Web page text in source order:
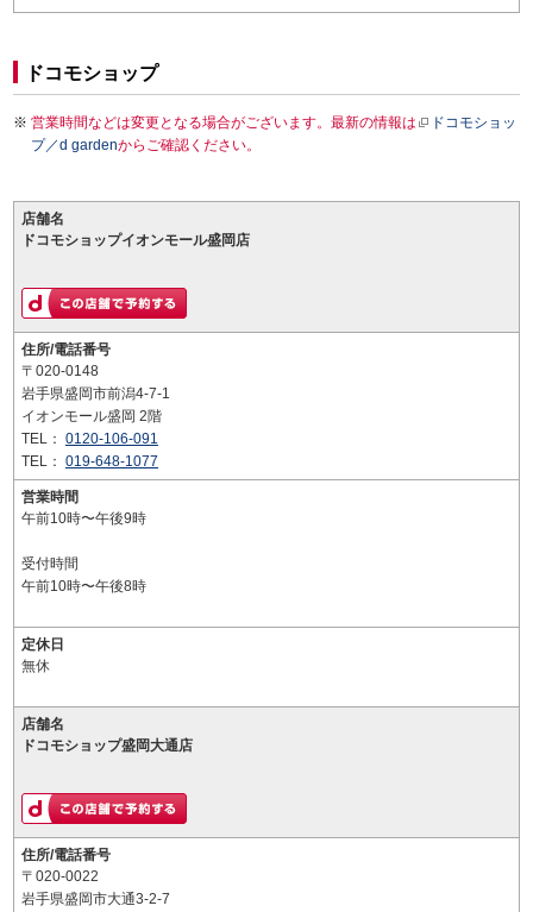
ドコモショップ
営業時間などは変更となる場合がございます。最新の情報は
ドコモショッ
プ／d gardenからご確認ください。
店舗名
ドコモショップイオンモール盛岡店
住所/電話番号
〒020-0148
岩手県盛岡市前潟4-7-1
イオンモール盛岡 2階
TEL： 0120-106-091
TEL： 019-648-1077
営業時間
午前10時〜午後9時
受付時間
午前10時〜午後8時
定休日
無休
店舗名
ドコモショップ盛岡大通店
住所/電話番号
〒020-0022
岩手県盛岡市大通3-2-7